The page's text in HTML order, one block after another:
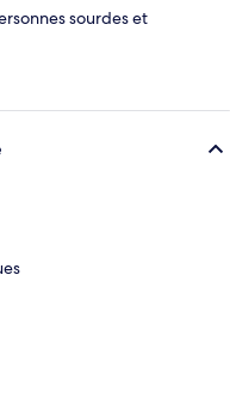
sourdes et